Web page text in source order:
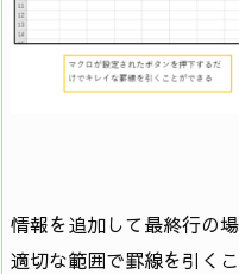
情報を追加して最終行の
適切な範囲で罫線を引くこ